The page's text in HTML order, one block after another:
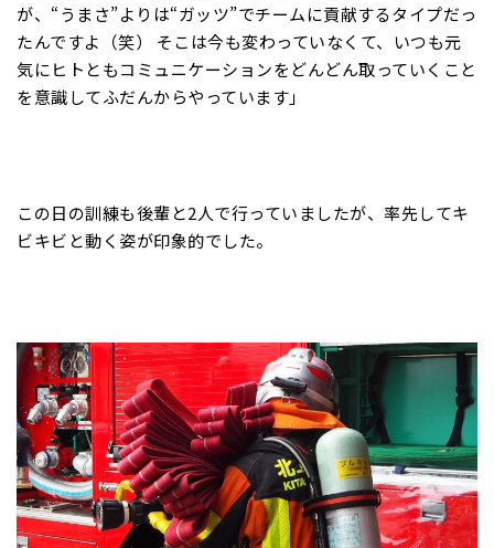
が、“うまさ”よりは“ガッツ”でチームに貢献するタイプだっ
たんですよ（笑） そこは今も変わっていなくて、いつも元
気にヒトともコミュニケーションをどんどん取っていくこと
を意識してふだんからやっています」
この日の訓練も後輩と2人で行っていましたが、率先してキ
ビキビと動く姿が印象的でした。